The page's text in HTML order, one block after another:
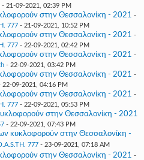
- 21-09-2021, 02:39 PM
στην Θεσσαλονίκη - 2021 -
777- 21-09-2021, 10:52 PM
στην Θεσσαλονίκη - 2021 -
777- 22-09-2021, 02:42 PM
στην Θεσσαλονίκη - 2021 -
- 22-09-2021, 03:42 PM
στην Θεσσαλονίκη - 2021 -
09-2021, 04:16 PM
στην Θεσσαλονίκη - 2021 -
777- 22-09-2021, 05:53 PM
στην Θεσσαλονίκη - 2021
- 22-09-2021, 07:43 PM
κυκλοφορούν στην Θεσσαλονίκη -
777- 23-09-2021, 07:18 AM
στην Θεσσαλονίκη - 2021 -